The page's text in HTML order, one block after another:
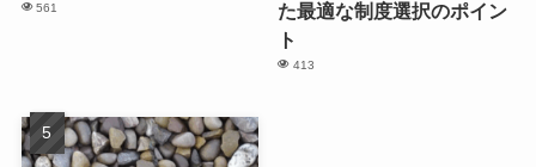
561
た最適な制度選択のポイン
ト
413